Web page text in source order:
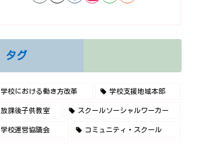
タグ
学校における働き方改革 学校支援地域本部
放課後子供教室 スクールソーシャルワーカー
学校運営協議会 コミュニティ・スクール